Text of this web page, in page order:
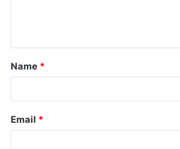
Name *
Email *